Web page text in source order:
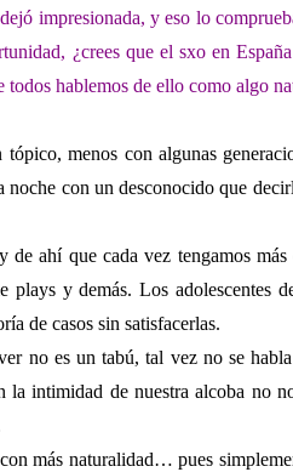
impresionada, y eso lo
¿crees que el sxo en
todos hablemos de ello como algo
menos con algunas
noche con un desconocido que
de ahí que cada vez tengamos
plays y demás. Los
de casos sin satisfacerlas.
no es un tabú, tal vez no se
intimidad de nuestra alcoba no
más naturalidad… pues